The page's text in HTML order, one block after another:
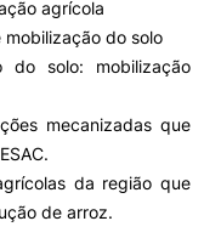
agrícola
do solo
do solo: mobilização
mecanizadas que
da região que
de arroz.